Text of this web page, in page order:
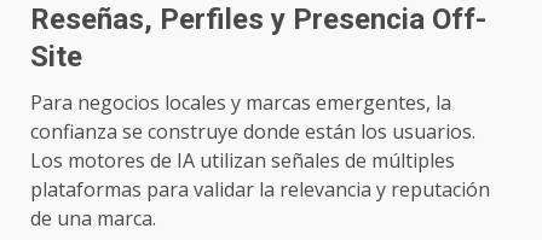
Reseñas, Perfiles y Presencia Off-
Site
Para negocios locales y marcas emergentes, la
confianza se construye donde están los usuarios.
Los motores de IA utilizan señales de múltiples
plataformas para validar la relevancia y reputación
de una marca.